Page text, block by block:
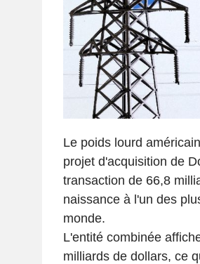
Le poids lourd
projet d'acquisition de
transaction de 66,8
naissance à l'un des
monde.
L'entité combinée
milliards de dollars, ce